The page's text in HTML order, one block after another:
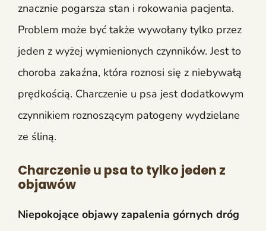
znacznie pogarsza stan i rokowania pacjenta.
Problem może być także wywołany tylko przez
jeden z wyżej wymienionych czynników. Jest to
choroba zakaźna, która roznosi się z niebywałą
prędkością. Charczenie u psa jest dodatkowym
czynnikiem roznoszącym patogeny wydzielane
ze śliną.
Charczenie u psa to tylko jeden z
objawów
Niepokojące objawy zapalenia górnych dróg